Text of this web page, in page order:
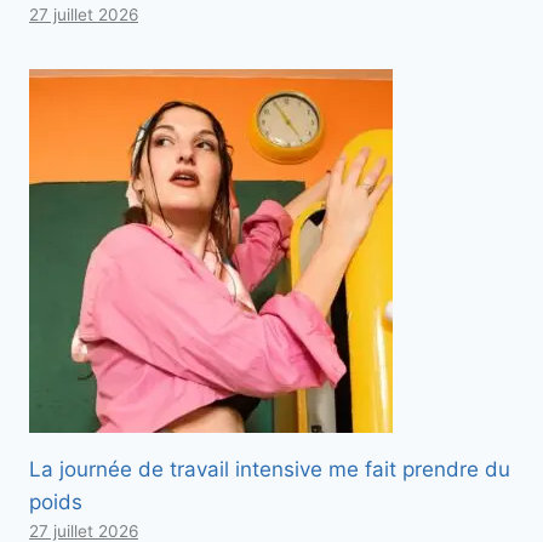
27 juillet 2026
La journée de travail intensive me fait prendre du
poids
27 juillet 2026